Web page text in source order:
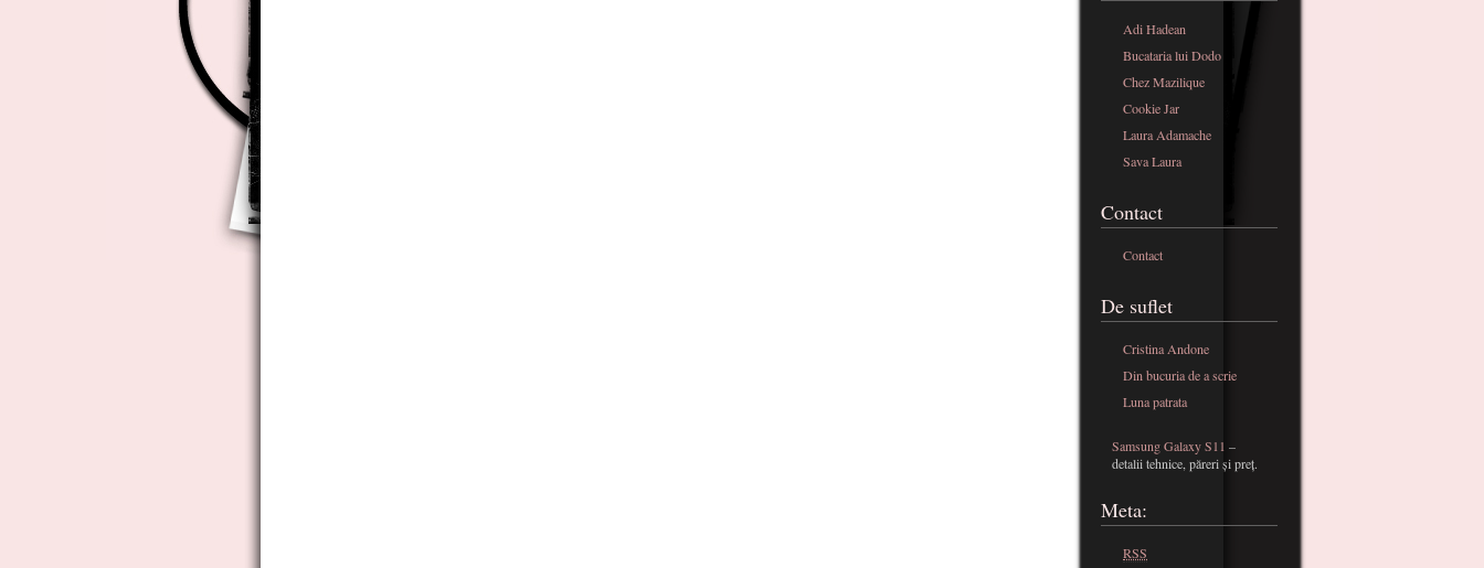
Adi Hadean
Bucataria lui Dodo
Chez Mazilique
Cookie Jar
Laura Adamache
Sava Laura
Contact
Contact
De suflet
Cristina Andone
Din bucuria de a scrie
Luna patrata
Samsung Galaxy S11 –
detalii tehnice, păreri și preț.
Meta:
RSS